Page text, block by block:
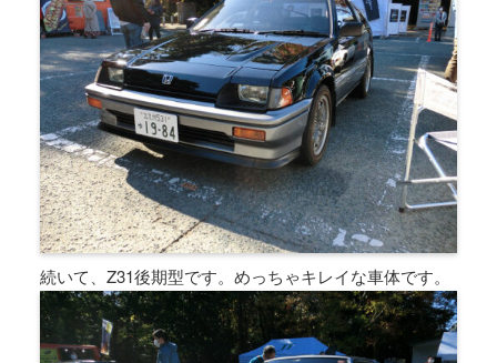
続いて、Z31後期型です。めっちゃキレイな車体です。